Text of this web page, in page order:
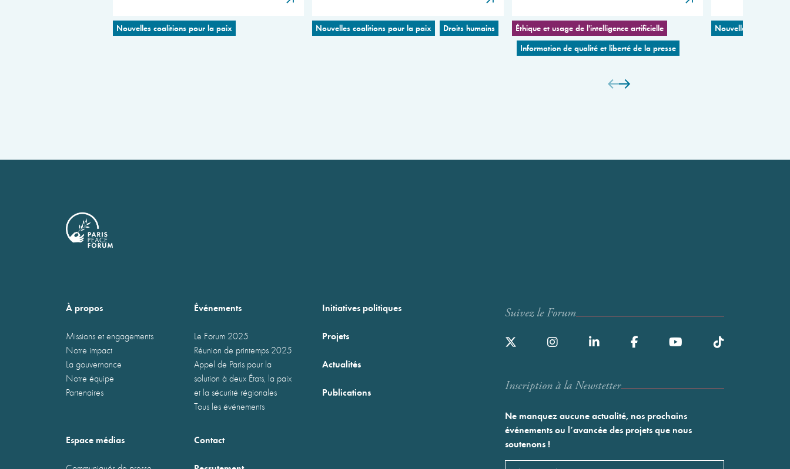
Nouvelles coalitions pour la paix Nouvelles coalitions pour la paix Droits humains
Éthique et usage de l'intelligence artificielle
Information de qualité et liberté de la presse
Nouvelles coalitions
À propos
Missions et engagements
Notre impact
La gouvernance
Notre équipe
Partenaires
Événements
Le Forum 2025
Réunion de printemps 2025
Appel de Paris pour la
solution à deux États, la paix
et la sécurité régionales
Tous les événements
Initiatives politiques
Projets
Actualités
Publications
Espace médias Contact
Suivez le Forum
Inscription à la Newstetter
Ne manquez aucune actualité, nos prochains
événements ou l’avancée des projets que nous
soutenons !
Email